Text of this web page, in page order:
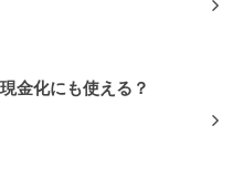
金化にも使える？